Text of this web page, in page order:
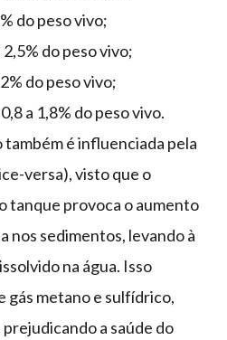
do peso vivo;
2,5% do peso vivo;
do peso vivo;
a 1,8% do peso vivo.
é influenciada pela
versa), visto que o
tanque provoca o aumento
nos sedimentos, levando à
na água. Isso
gás metano e sulfídrico,
a saúde do